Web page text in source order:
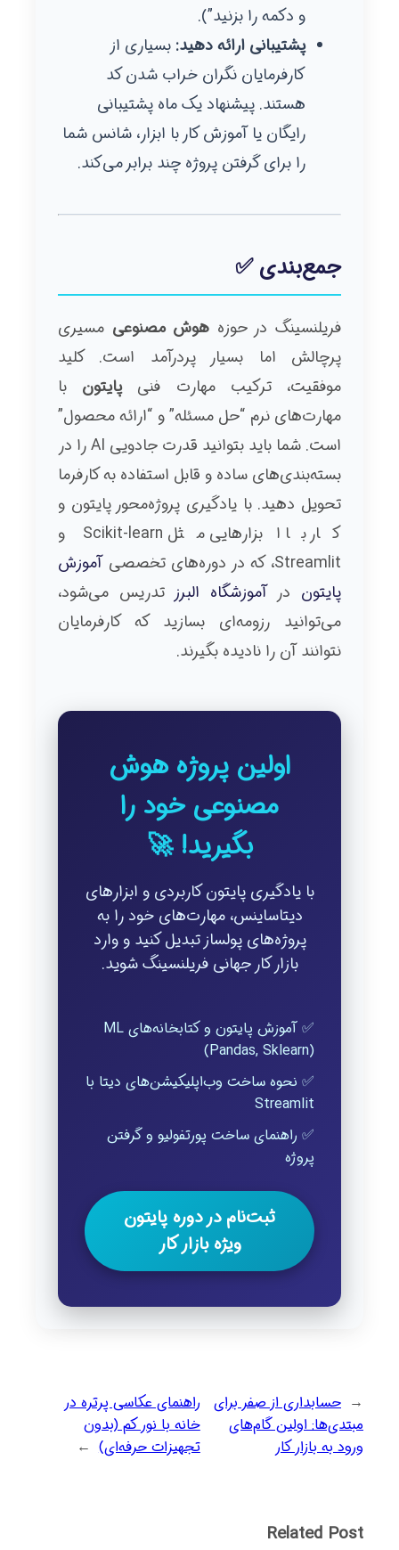
و دکمه را بزنید”).
پشتیبانی ارائه دهید: بسیاری از
کارفرمایان نگران خراب شدن کد
هستند. پیشنهاد یک ماه پشتیبانی
رایگان یا آموزش کار با ابزار، شانس شما
را برای گرفتن پروژه چند برابر می‌کند.
جمع‌بندی ✅
فریلنسینگ در حوزه هوش مصنوعی مسیری
پرچالش اما بسیار پردرآمد است. کلید
موفقیت، ترکیب مهارت فنیپایتون با
مهارت‌های نرم “حل مسئله” و “ارائه محصول”
است. شما باید بتوانید قدرت جادویی AI را در
بسته‌بندی‌های ساده و قابل استفاده به کارفرما
تحویل دهید. با یادگیری پروژه‌محور پایتون و
کار با ابزارهایی مثل Scikit-learn و
Streamlit، که در دوره‌های تخصصی
آموزش
پایتون درآموزشگاه البرز تدریس می‌شود،
می‌توانید رزومه‌ای بسازید که کارفرمایان
نتوانند آن را نادیده بگیرند.
اولین پروژه هوش
مصنوعی خود را
بگیرید! 🚀
با یادگیری پایتون کاربردی و ابزارهای
دیتاساینس، مهارت‌های خود را به
پروژه‌های پولساز تبدیل کنید و وارد
بازار کار جهانی فریلنسینگ شوید.
✅ آموزش پایتون و کتابخانه‌های ML
(Pandas, Sklearn)
✅ نحوه ساخت وب‌اپلیکیشن‌های دیتا با
Streamlit
✅ راهنمای ساخت پورتفولیو و گرفتن
پروژه
ثبت‌نام در دوره پایتون
ویژه بازار کار
← حسابداری از صفر برای
مبتدی‌ها: اولین گام‌های
ورود به بازار کار
راهنمای عکاسی پرتره در
خانه با نور کم (بدون
تجهیزات حرفه‌ای) →
Related Post